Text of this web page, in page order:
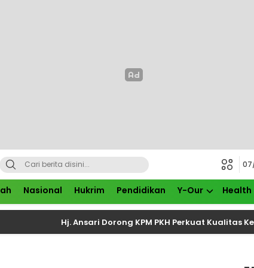
Nasional Hukrim Pendidikan Y-Our Health
Hj. Ansari Dorong KPM PKH Perkuat Kualitas Keluarga